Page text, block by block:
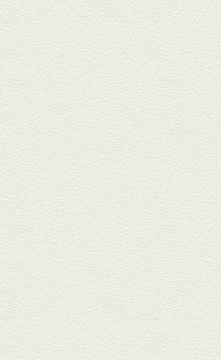
おばんざい三種盛＆麻婆
豆腐
東区月出『中華酒場アガレヤ』
は、スパイスが効いた一味違う
中華が...
2025年11月28日放送
ごま鯛＆牛すじ大根
名店揃いの並木坂ドルハウスビ
ルに今年生まれた新たな名店、
『家庭...
2025年11月7日放送
贅沢馬刺し盛合せ＆極上
馬肉しゃぶしゃぶ
籠町通り『熊本郷土料理 酒ト肴
もなか』で熊本県産の馬肉料理
を！...
2025年10月17日放送
ヒレ焼き＆牛ひれ肉汁カ
レー
武蔵小路で人気の『ヒレ肉じゅ
んちゃん』へ。『銀ハイ』で乾
杯！ブ...
2025年9月26日放送
フォンダンエッグ＆二郎
系にんにくパスタ
北区麻生田の人気店『多酒多菜
満月』へ。『しろ』水割で乾
杯！出...
2025年9月5日放送
あくまのポテサラ＆変わ
り天ぷら盛り合わせ
武蔵小路の「たぬきと銀杏」で
自慢の「変わり天ぷら」を